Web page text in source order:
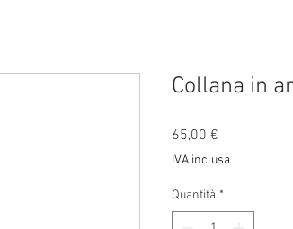
Collana in
65,00 €
IVA inclusa
Quantità *